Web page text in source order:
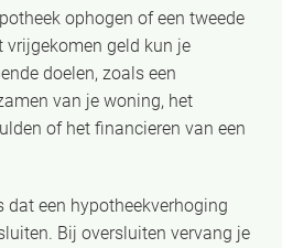
ophogen of een tweede
vrijgekomen geld kun je
doelen, zoals een
van je woning, het
of het financieren van een
dat een hypotheekverhoging
Bij oversluiten vervang je